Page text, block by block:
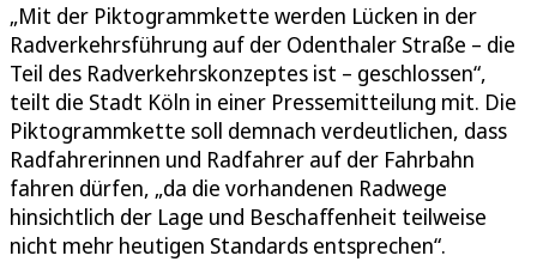
„Mit der Piktogrammkette werden Lücken in der
Radverkehrsführung auf der Odenthaler Straße – die
Teil des Radverkehrskonzeptes ist – geschlossen“,
teilt die Stadt Köln in einer Pressemitteilung mit. Die
Piktogrammkette soll demnach verdeutlichen, dass
Radfahrerinnen und Radfahrer auf der Fahrbahn
fahren dürfen, „da die vorhandenen Radwege
hinsichtlich der Lage und Beschaffenheit teilweise
nicht mehr heutigen Standards entsprechen“.